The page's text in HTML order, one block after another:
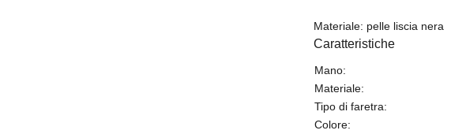
Materiale: pelle liscia nera
Caratteristiche
Mano:
Materiale:
Tipo di faretra:
Colore: